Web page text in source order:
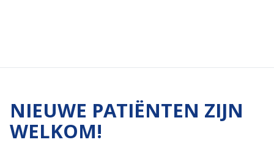
NIEUWE PATIËNTEN ZIJN
WELKOM!